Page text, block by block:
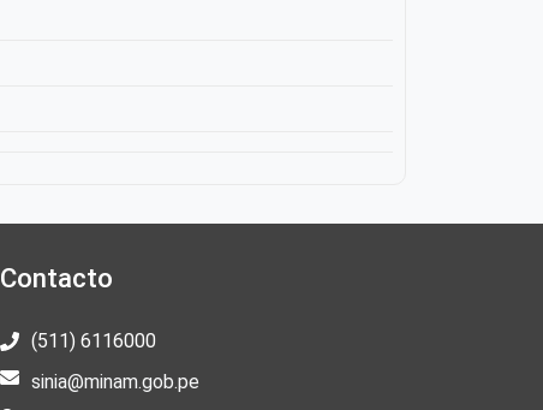
Contacto
(511) 6116000
sinia@minam.gob.pe